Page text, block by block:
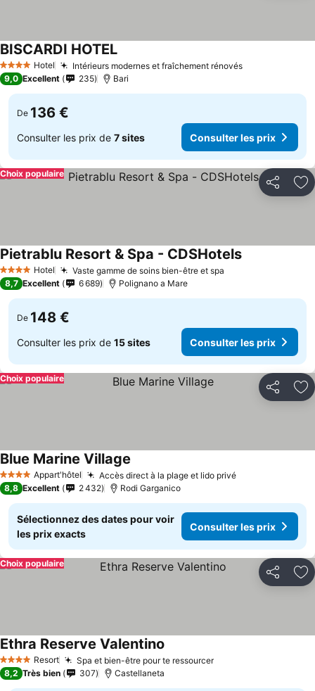
4 Étoiles Hotel Intérieurs modernes et fraîchement rénovés
BISCARDI HOTEL
9,0 Excellent 235 Bari
De 136 €
Consulter les prix de 7 sites Consulter les prix
Partager
Choix populaire
4 Étoiles Hotel Vaste gamme de soins bien-être et spa
Pietrablu Resort & Spa - CDSHotels
8,7 Excellent 6 689 Polignano a Mare
De 148 €
Consulter les prix de 15 sites Consulter les prix
Partager
Choix populaire
4 Étoiles Appart'hôtel Accès direct à la plage et lido privé
Blue Marine Village
8,8 Excellent 2 432 Rodi Garganico
Sélectionnez des dates pour voir
les prix exacts
Consulter les prix
Partager
Choix populaire
4 Étoiles Resort Spa et bien-être pour te ressourcer
Ethra Reserve Valentino
8,2 Très bien 307 Castellaneta